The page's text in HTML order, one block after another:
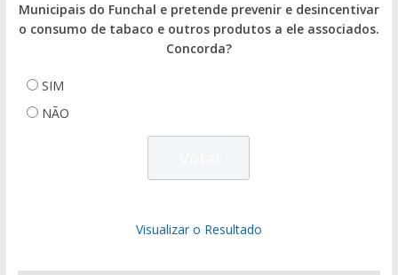
Municipais do Funchal e pretende prevenir e desincentivar
o consumo de tabaco e outros produtos a ele associados.
Concorda?
SIM
NÃO
Visualizar o Resultado